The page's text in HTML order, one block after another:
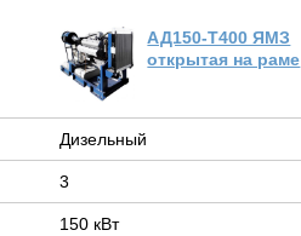
АД150-Т400 ЯМЗ
открытая на раме
Дизельный
3
150 кВт